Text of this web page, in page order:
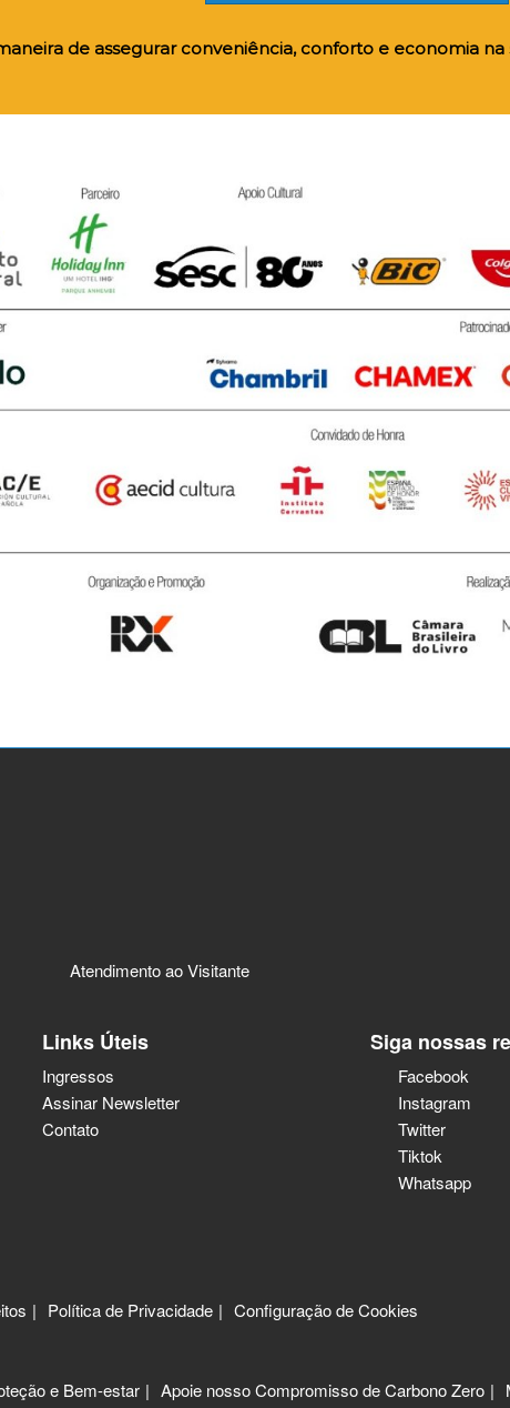
de assegurar conveniência, conforto e economia
Atendimento ao Visitante
Links Úteis
Ingressos
Assinar Newsletter
Contato
Siga nossas
Facebook
Instagram
Twitter
Tiktok
Whatsapp
Política de Privacidade Configuração de Cookies
e Bem-estar Apoie nosso Compromisso de Carbono Zero